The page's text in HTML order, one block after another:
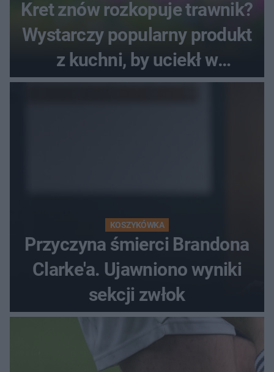
Kret znów rozkopuje trawnik?
Wystarczy popularny produkt
z kuchni, by uciekł w
popłochu
KOSZYKÓWKA
Przyczyna śmierci Brandona
Clarke'a. Ujawniono wyniki
sekcji zwłok